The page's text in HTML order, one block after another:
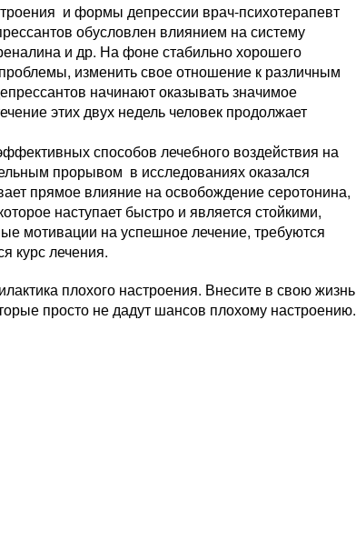
и формы депрессии врач-психотерапевт
обусловлен влиянием на систему
и др. На фоне стабильно хорошего
изменить свое отношение к различным
начинают оказывать значимое
этих двух недель человек продолжает
способов лечебного воздействия на
прорывом в исследованиях оказался
прямое влияние на освобождение серотонина,
наступает быстро и является стойкими,
мотивации на успешное лечение, требуются
курс лечения.
плохого настроения. Внесите в свою жизнь
просто не дадут шансов плохому настроению.